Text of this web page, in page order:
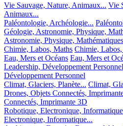
Vie Sauvage, Nature, Animaux... Vie
Animaux...
Paléontologie, Archéologie...
Géologie, Astronomie, Physique,
Astronomie, Physique, Mathématiques
Chimie, Labos, Maths Chimie,
Eau, Mers et Océans Eau, Mers et
Leadership, Développement Personnel
Développement Personnel
Climat, Glaciers, Planète... Climat,
Drones, Objets Connectés,
Connectés, Imprimante 3D
Robotique, Electronique,
Electronique, Informatique...